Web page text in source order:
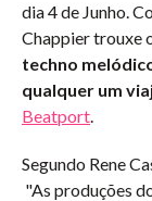
dia 4 de Junho.
Chappier trouxe
techno
qualquer um
Beatport.
Segundo Rene
"As produções